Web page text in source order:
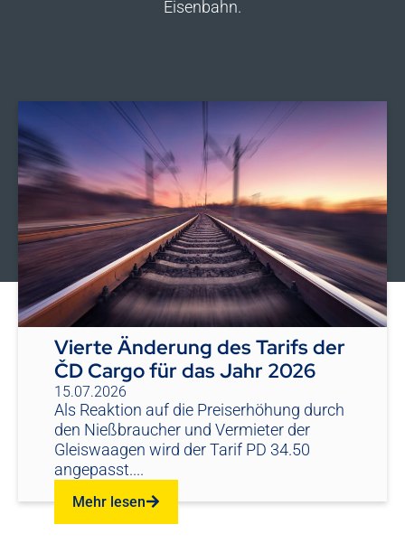
Eisenbahn.
Vierte Änderung des Tarifs der
ČD Cargo für das Jahr 2026
15.07.2026
Als Reaktion auf die Preiserhöhung durch
den Nießbraucher und Vermieter der
Gleiswaagen wird der Tarif PD 34.50
angepasst....
Mehr lesen